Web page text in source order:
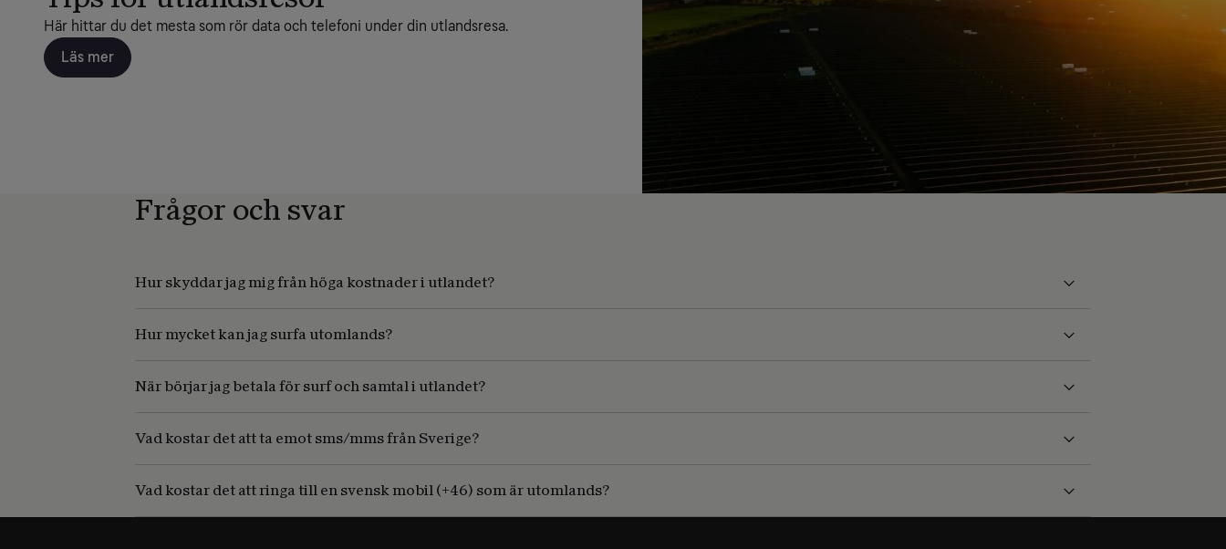
Här hittar du det mesta som rör data och telefoni under din utlandsresa.
Läs mer
Frågor och svar
Hur skyddar jag mig från höga kostnader i utlandet?
Hur mycket kan jag surfa utomlands?
När börjar jag betala för surf och samtal i utlandet?
Vad kostar det att ta emot sms/mms från Sverige?
Vad kostar det att ringa till en svensk mobil (+46) som är utomlands?